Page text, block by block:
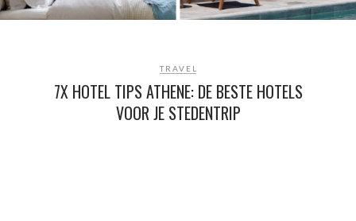
TRAVEL
7X HOTEL TIPS ATHENE: DE BESTE HOTELS
VOOR JE STEDENTRIP